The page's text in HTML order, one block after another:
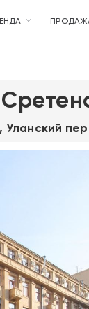
Уланский